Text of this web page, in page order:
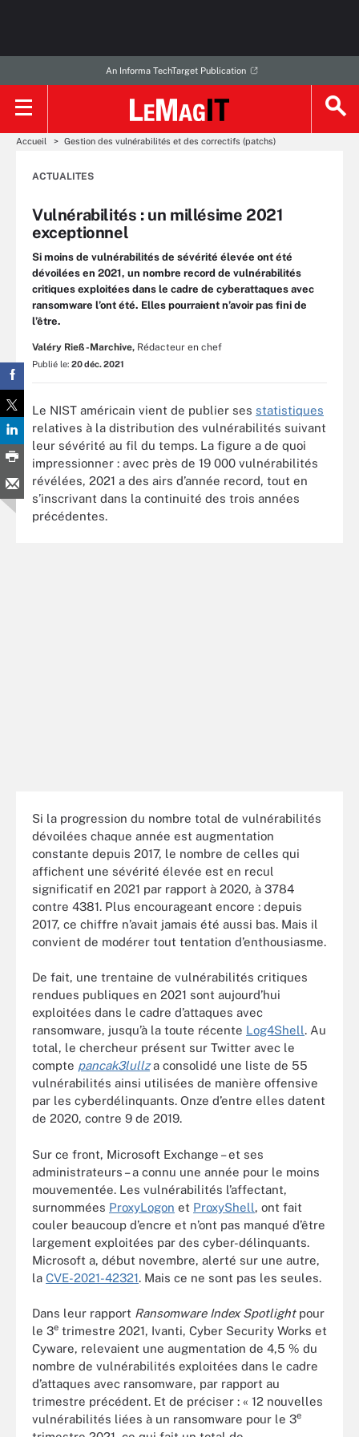
An Informa TechTarget Publication
Accueil Gestion des vulnérabilités et des correctifs (patchs)
ACTUALITES
Vulnérabilités : un millésime 2021
exceptionnel
Si moins de vulnérabilités de sévérité élevée ont été
dévoilées en 2021, un nombre record de vulnérabilités
critiques exploitées dans le cadre de cyberattaques avec
ransomware l’ont été. Elles pourraient n’avoir pas fini de
l’être.
Valéry Rieß-Marchive, Rédacteur en chef
Publié le: 20 déc. 2021
Le NIST américain vient de publier ses statistiques
relatives à la distribution des vulnérabilités suivant
leur sévérité au fil du temps. La figure a de quoi
impressionner : avec près de 19 000 vulnérabilités
révélées, 2021 a des airs d’année record, tout en
s’inscrivant dans la continuité des trois années
précédentes.
Si la progression du nombre total de vulnérabilités
dévoilées chaque année est augmentation
constante depuis 2017, le nombre de celles qui
affichent une sévérité élevée est en recul
significatif en 2021 par rapport à 2020, à 3784
contre 4381. Plus encourageant encore : depuis
2017, ce chiffre n’avait jamais été aussi bas. Mais il
convient de modérer tout tentation d’enthousiasme.
De fait, une trentaine de vulnérabilités critiques
rendues publiques en 2021 sont aujourd’hui
exploitées dans le cadre d’attaques avec
ransomware, jusqu’à la toute récente Log4Shell. Au
total, le chercheur présent sur Twitter avec le
compte pancak3lullza consolidé une liste de 55
vulnérabilités ainsi utilisées de manière offensive
par les cyberdélinquants. Onze d’entre elles datent
de 2020, contre 9 de 2019.
Sur ce front, Microsoft Exchange – et ses
administrateurs – a connu une année pour le moins
mouvementée. Les vulnérabilités l’affectant,
surnommées ProxyLogon et ProxyShell, ont fait
couler beaucoup d’encre et n’ont pas manqué d’être
largement exploitées par des cyber-délinquants.
Microsoft a, début novembre, alerté sur une autre,
la CVE-2021-42321. Mais ce ne sont pas les seules.
Dans leur rapport Ransomware Index Spotlightpour
le 3e trimestre 2021, Ivanti, Cyber Security Works et
Cyware, relevaient une augmentation de 4,5 % du
nombre de vulnérabilités exploitées dans le cadre
d’attaques avec ransomware, par rapport au
trimestre précédent. Et de préciser : « 12 nouvelles
vulnérabilités liées à un ransomware pour le 3e